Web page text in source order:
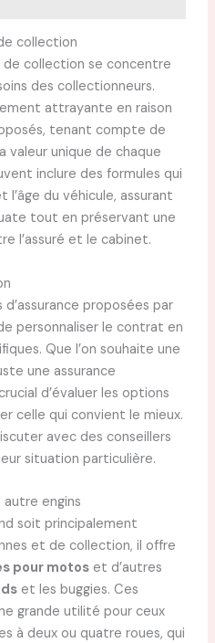
collection
de collection se concentre
des collectionneurs.
attrayante en raison
tenant compte de
valeur unique de chaque
inclure des formules qui
l’âge du véhicule, assurant
tout en préservant une
l’assuré et le cabinet.
proposées par
personnaliser le contrat en
Que l’on souhaite une
une assurance
d’évaluer les options
celle qui convient le mieux.
avec des conseillers
situation particulière.
engins
soit principalement
et de collection, il offre
pour motoset d’autres
et les buggies. Ces
grande utilité pour ceux
à deux ou quatre roues, qui